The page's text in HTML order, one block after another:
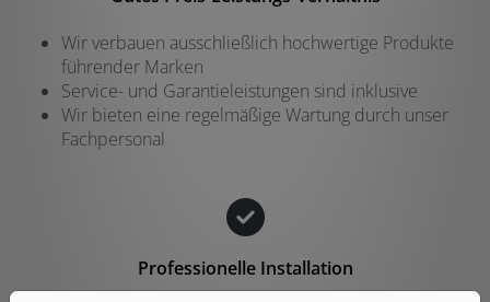
Wir verbauen ausschließlich hochwertige Produkte
führender Marken
Service- und Garantieleistungen sind inklusive
Wir bieten eine regelmäßige Wartung durch unser
Fachpersonal
Professionelle Installation